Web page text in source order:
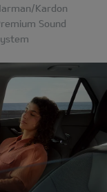
Kardon
Sound